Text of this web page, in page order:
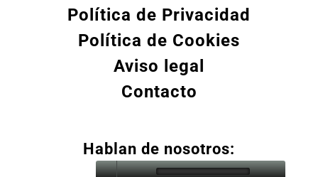
Política de Privacidad
Política de Cookies
Aviso legal
Contacto
Hablan de nosotros: